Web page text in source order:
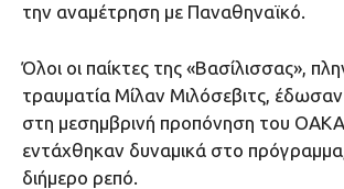
την αναμέτρηση με Παναθηναϊκό.
Όλοι οι παίκτες της «Βασίλισσας»,
τραυματία Μίλαν Μιλόσεβιτς,
στη μεσημβρινή προπόνηση του
εντάχθηκαν δυναμικά στο
διήμερο ρεπό.